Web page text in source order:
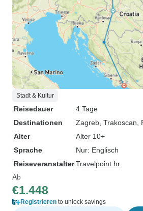
Stadt & Kultur
Reisedauer
4 Tage
Destinationen
Zagreb , Trakoscan
Alter
Alter 10+
Sprache
Nur: Englisch
ReiseveranstalterTravelpoint.hr
Ab
€1.448
Registrieren to unlock savings